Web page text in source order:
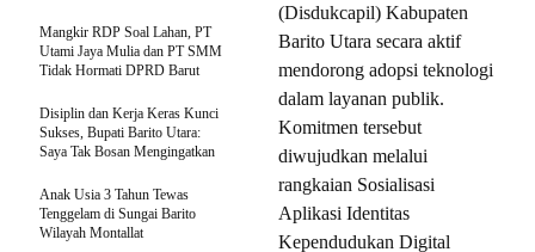
(Disdukcapil) Kabupaten
Barito Utara secara aktif
mendorong adopsi teknologi
dalam layanan publik.
Komitmen tersebut
diwujudkan melalui
rangkaian Sosialisasi
Aplikasi Identitas
Kependudukan Digital
Mangkir RDP Soal Lahan, PT
Utami Jaya Mulia dan PT SMM
Tidak Hormati DPRD Barut
Disiplin dan Kerja Keras Kunci
Sukses, Bupati Barito Utara:
Saya Tak Bosan Mengingatkan
Anak Usia 3 Tahun Tewas
Tenggelam di Sungai Barito
Wilayah Montallat